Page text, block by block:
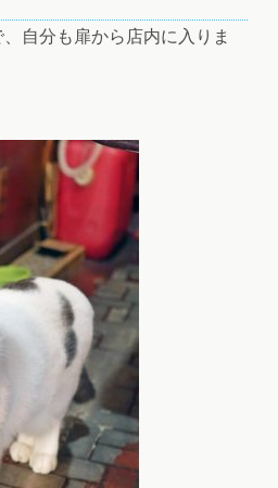
自分も扉から店内に入りま